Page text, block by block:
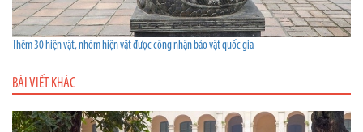
Thêm 30 hiện vật, nhóm hiện vật được công nhận bảo vật quốc gia
BÀI VIẾT KHÁC